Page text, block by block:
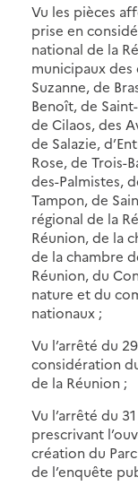
Vu les pièces
prise en
national de la
municipaux des
Suzanne, de
Benoît, de
de Cilaos, des
de Salazie,
Rose, de Trois-
des-Palmistes,
Tampon, de
régional de la
Réunion, de la
de la chambre
Réunion, du
nature et du
nationaux ;
Vu l’arrêté du
considération
de la Réunion ;
Vu l’arrêté du
prescrivant
création du
de l’enquête